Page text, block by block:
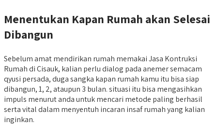
Menentukan Kapan Rumah akan Selesai
Dibangun
Sebelum amat mendirikan rumah memakai Jasa Kontruksi
Rumah di Cisauk, kalian perlu dialog pada anemer semacam
qyusi persada, duga sangka kapan rumah kamu itu bisa siap
dibangun, 1, 2, ataupun 3 bulan. situasi itu bisa mengasihkan
impuls menurut anda untuk mencari metode paling berhasil
serta vital dalam menyentuh incaran insaf rumah yang kalian
inginkan.